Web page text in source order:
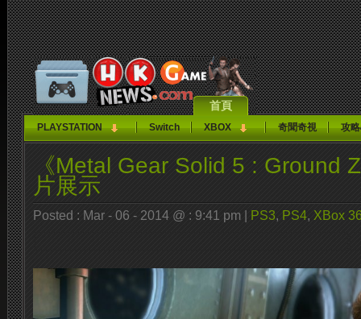
首頁
PLAYSTATION Switch XBOX 奇聞奇視 攻
《Metal Gear Solid 5 : Ground
片展示
Posted : Mar - 06 - 2014 @ : 9:41 pm | PS3, PS4, XBox